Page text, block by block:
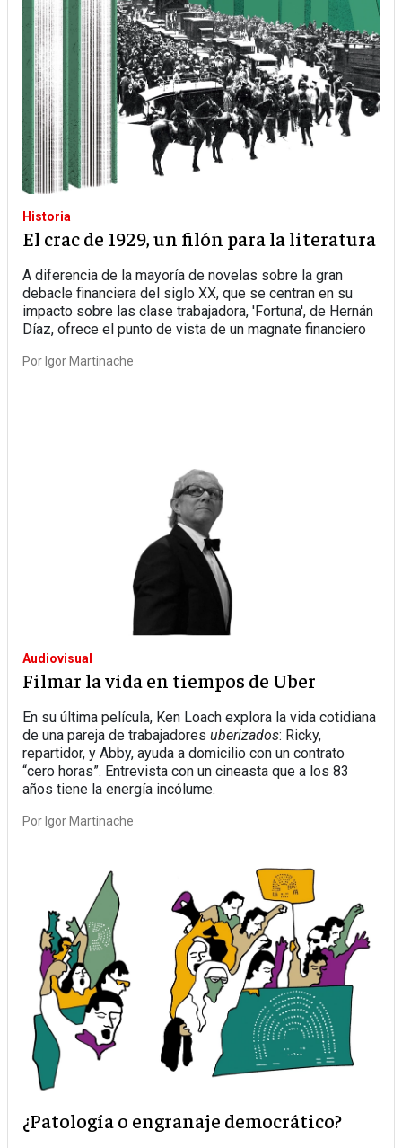
Historia
El crac de 1929, un filón para la literatura
A diferencia de la mayoría de novelas sobre la gran
debacle financiera del siglo XX, que se centran en su
impacto sobre las clase trabajadora, 'Fortuna', de Hernán
Díaz, ofrece el punto de vista de un magnate financiero
Por Igor Martinache
Audiovisual
Filmar la vida en tiempos de Uber
En su última película, Ken Loach explora la vida cotidiana
de una pareja de trabajadores uberizados: Ricky,
repartidor, y Abby, ayuda a domicilio con un contrato
“cero horas”. Entrevista con un cineasta que a los 83
años tiene la energía incólume.
Por Igor Martinache
¿Patología o engranaje democrático?